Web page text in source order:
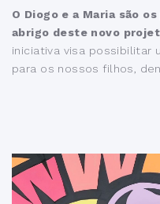
O Diogo e a Maria são
abrigo deste novo
iniciativa visa possibilitar
para os nossos filhos,